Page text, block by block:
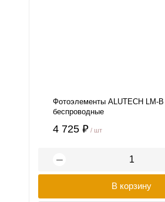
Фотоэлементы ALUTECH LM-B
беспроводные
4 725 ₽ / шт
−
В корзину